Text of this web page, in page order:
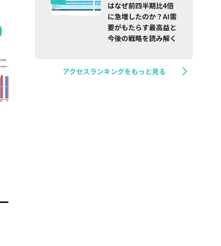
はなぜ前四半期比4倍
に急増したのか？AI需
要がもたらす最高益と
今後の戦略を読み解く
アクセスランキングをもっと見る